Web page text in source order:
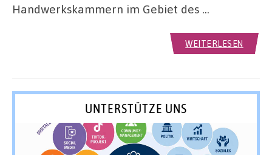
Handwerkskammern im Gebiet des …
WEITERLESEN
UNTERSTÜTZE UNS